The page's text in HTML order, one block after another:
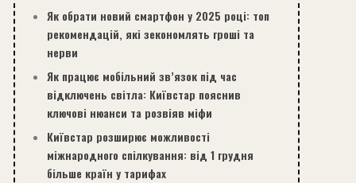
Як обрати новий смартфон у 2025 році: топ
рекомендацій, які зекономлять гроші та
нерви
Як працює мобільний зв’язок під час
відключень світла: Київстар пояснив
ключові нюанси та розвіяв міфи
Київстар розширює можливості
міжнародного спілкування: від 1 грудня
більше країн у тарифах